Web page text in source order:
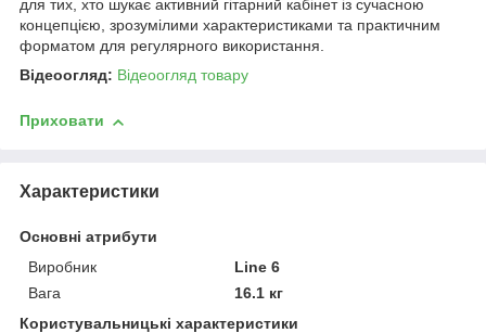
для тих, хто шукає активний гітарний кабінет із сучасною
концепцією, зрозумілими характеристиками та практичним
форматом для регулярного використання.
Відеоогляд: Відеоогляд товару
Приховати
Характеристики
Основні атрибути
Виробник
Line 6
Вага
16.1 кг
Користувальницькі характеристики